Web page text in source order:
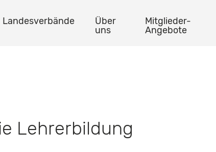
Landesverbände
Über
uns
Mitglieder-
Angebote
Lehrerbildung